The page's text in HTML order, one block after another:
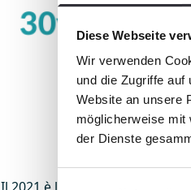
Diese Webseite
Wir verwenden
und die Zugriffe
Website an unsere
möglicherweise mit
der Dienste